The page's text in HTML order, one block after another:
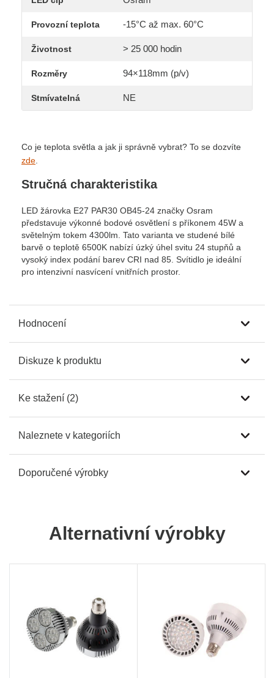
Provozní teplota -15°C až max. 60°C
Životnost > 25 000 hodin
Rozměry 94×118mm (p/v)
Stmívatelná NE
Co je teplota světla a jak ji správně vybrat? To se dozvíte
zde
Stručná charakteristika
LED žárovka E27 PAR30 OB45-24 značky Osram
představuje výkonné bodové osvětlení s příkonem 45W a
světelným tokem 4300lm. Tato varianta ve studené bílé
barvě o teplotě 6500K nabízí úzký úhel svitu 24 stupňů a
vysoký index podání barev CRI nad 85. Svítidlo je ideální
pro intenzivní nasvícení vnitřních prostor.
Hodnocení
Diskuze k produktu
Ke stažení (2)
Naleznete v kategoriích
Doporučené výrobky
Alternativní výrobky